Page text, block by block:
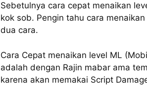
Sebetulnya cara cepat menaikan
kok sob. Pengin tahu cara
dua cara.
Cara Cepat menaikan level ML
adalah dengan Rajin mabar ama
karena akan memakai Script